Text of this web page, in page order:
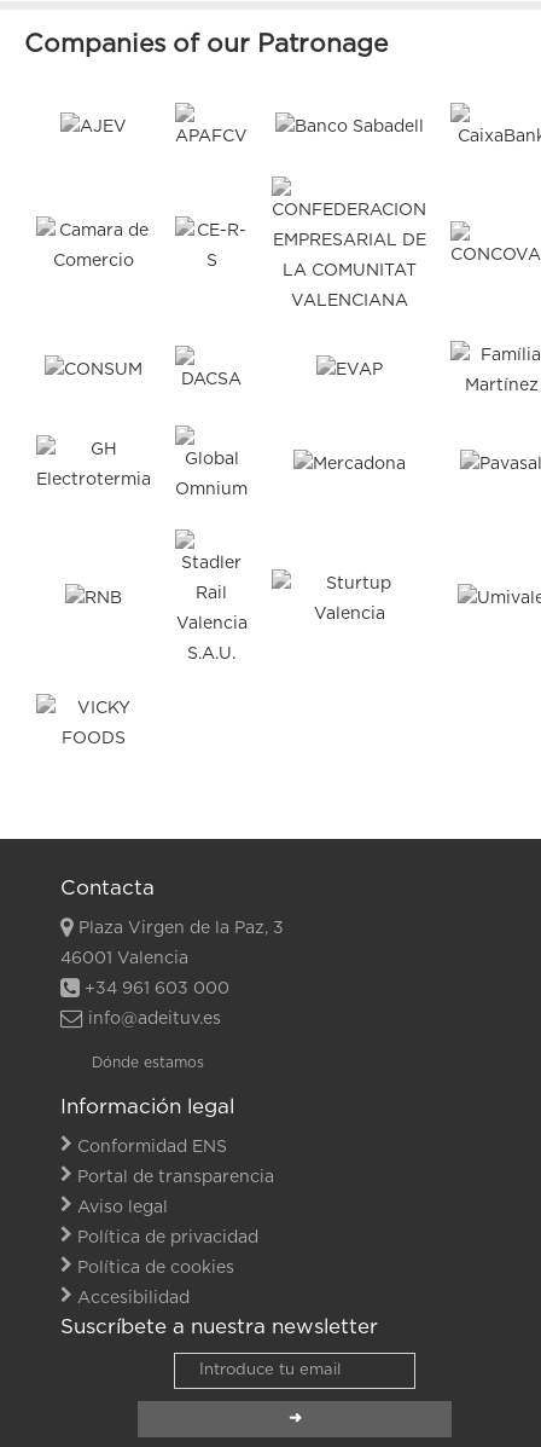
Companies of our Patronage
Contacta
Plaza Virgen de la Paz, 3
46001 Valencia
+34 961 603 000
info@adeituv.es
Dónde estamos
Información legal
Conformidad ENS
Portal de transparencia
Aviso legal
Política de privacidad
Política de cookies
Accesibilidad
Suscríbete a nuestra newsletter